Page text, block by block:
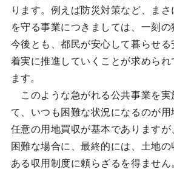
ります。例えば防災対策など、ま
を守る事業につきましては、一刻の
今後とも、都民が安心して暮らせ
着実に推進していくことが求めら
ます。
このような急がれる公共事業を実
て、いつも困難な状況になるのが用
任意の用地買収が基本であります
困難な場合に、最終的には、土地
ある収用制度に頼らざるを得ませ